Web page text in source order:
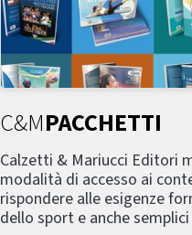
C&MPACCHETTI
Calzetti & Mariucci Editori
modalità di accesso ai
rispondere alle esigenze
dello sport e anche